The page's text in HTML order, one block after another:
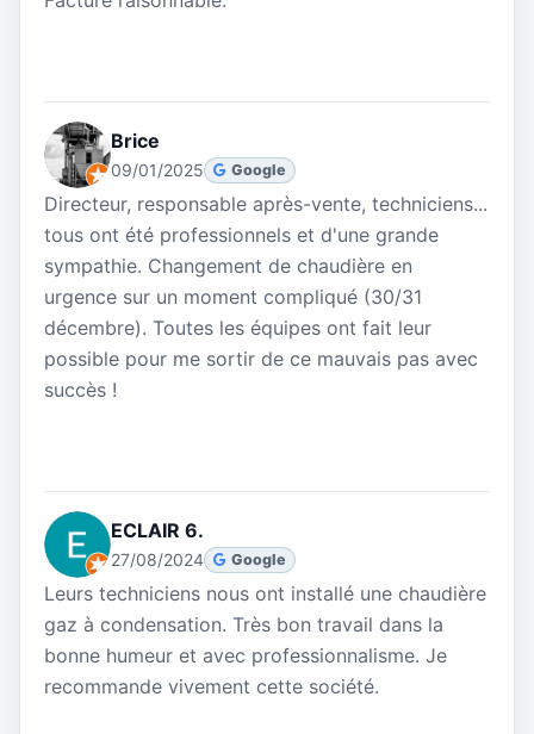
Brice
09/01/2025 Google
Directeur, responsable après-vente, techniciens...
tous ont été professionnels et d'une grande
sympathie. Changement de chaudière en
urgence sur un moment compliqué (30/31
décembre). Toutes les équipes ont fait leur
possible pour me sortir de ce mauvais pas avec
succès !
ECLAIR 6.
27/08/2024 Google
Leurs techniciens nous ont installé une chaudière
gaz à condensation. Très bon travail dans la
bonne humeur et avec professionnalisme. Je
recommande vivement cette société.